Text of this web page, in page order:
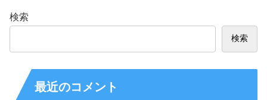
検索
検索
最近のコメント